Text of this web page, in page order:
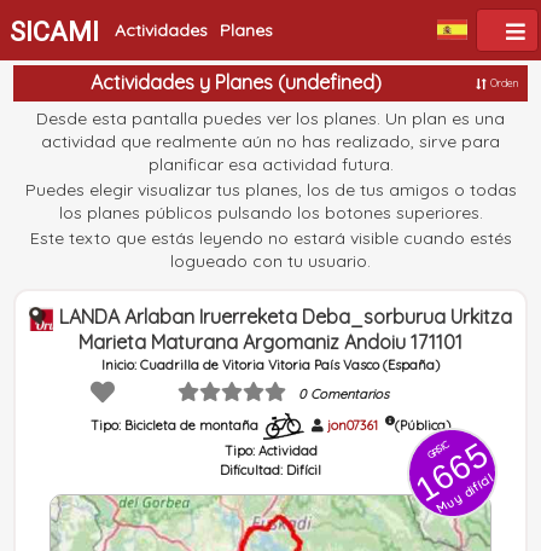
SICAMI Actividades Planes
Actividades y Planes (undefined) Orden
Desde esta pantalla puedes ver los planes. Un plan es una
actividad que realmente aún no has realizado, sirve para
planificar esa actividad futura.
Puedes elegir visualizar tus planes, los de tus amigos o todas
los planes públicos pulsando los botones superiores.
Este texto que estás leyendo no estará visible cuando estés
logueado con tu usuario.
LANDA Arlaban Iruerreketa Deba_sorburua Urkitza
Marieta Maturana Argomaniz Andoiu 171101
Inicio: Cuadrilla de Vitoria Vitoria País Vasco (España)
0 Comentarios
Tipo: Bicicleta de montaña
jon07361
(Pública)
Tipo: Actividad
Dificultad: Difícil
GRSIC
1665
Muy difícil